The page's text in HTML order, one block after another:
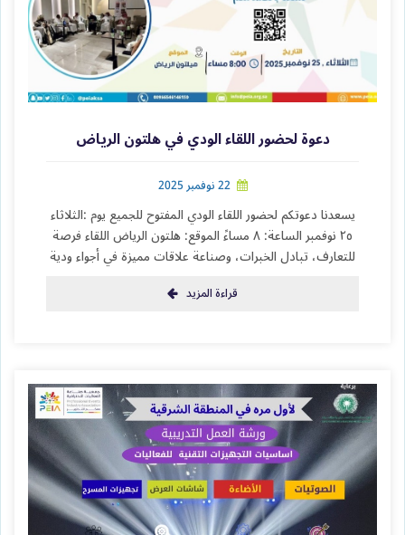
دعوة لحضور اللقاء الودي في هلتون الرياض
22 نوفمبر 2025
يسعدنا دعوتكم لحضور اللقاء الودي المفتوح للجميع يوم :الثلاثاء
٢٥ نوفمبر الساعة: ٨ مساءً الموقع: هلتون الرياض اللقاء فرصة
للتعارف، تبادل الخبرات، وصناعة علاقات مميزة في أجواء ودية
قراءة المزيد